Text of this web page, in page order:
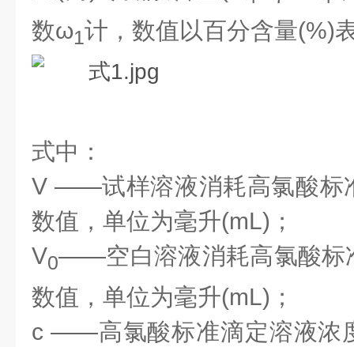
数ω1计，数值以百分含量(%)
式中：
V ——试样溶液消耗高氯酸标
数值，单位为毫升(mL)；
V0——空白溶液消耗高氯酸标
数值，单位为毫升(mL)；
c ——高氯酸标准滴定溶液浓